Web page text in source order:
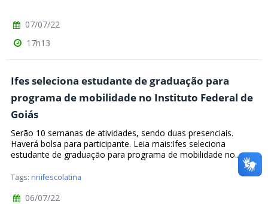
07/07/22
17h13
Ifes seleciona estudante de graduação para
programa de mobilidade no Instituto Federal de
Goiás
Serão 10 semanas de atividades, sendo duas presenciais.
Haverá bolsa para participante. Leia mais:Ifes seleciona
estudante de graduação para programa de mobilidade no...
Tags: nriifescolatina
06/07/22